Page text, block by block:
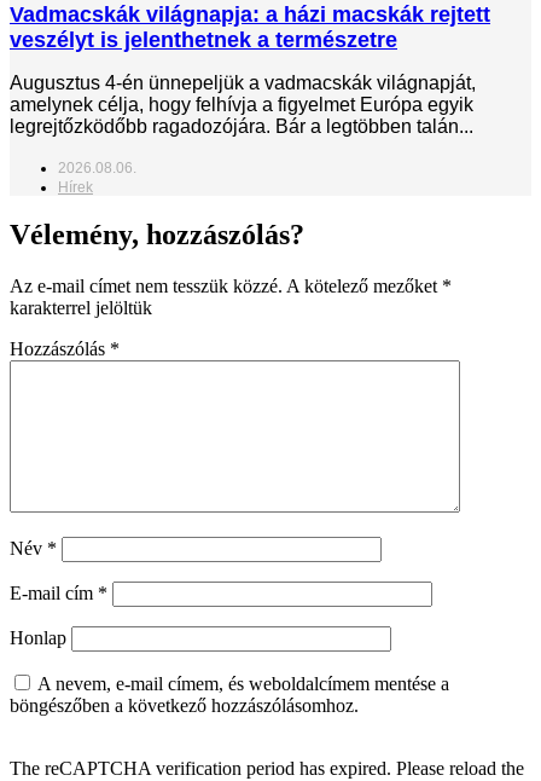
Vadmacskák világnapja: a házi macskák rejtett
veszélyt is jelenthetnek a természetre
Augusztus 4-én ünnepeljük a vadmacskák világnapját,
amelynek célja, hogy felhívja a figyelmet Európa egyik
legrejtőzködőbb ragadozójára. Bár a legtöbben talán...
2026.08.06.
Hírek
Vélemény, hozzászólás?
Az e-mail címet nem tesszük közzé. A kötelező mezőket *
karakterrel jelöltük
Hozzászólás *
Név *
E-mail cím *
Honlap
A nevem, e-mail címem, és weboldalcímem mentése a
böngészőben a következő hozzászólásomhoz.
The reCAPTCHA verification period has expired. Please reload the